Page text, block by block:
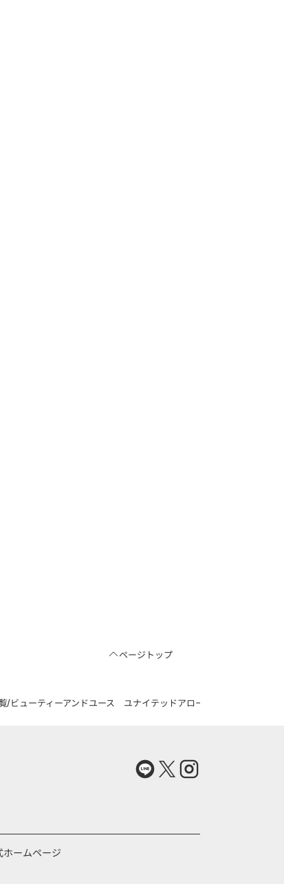
ページトップ
ビューティーアンドユース ユナイテッドアローズのウーステッド
ホームページ